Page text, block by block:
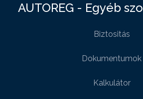
AUTOREG - Egyéb
Biztositás
Dokumentumok
Kalkulátor